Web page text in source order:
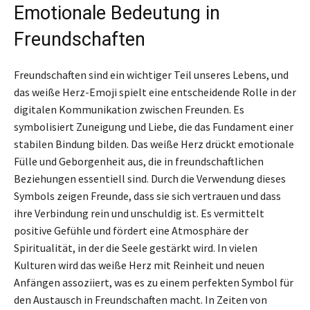
Emotionale Bedeutung in
Freundschaften
Freundschaften sind ein wichtiger Teil unseres Lebens, und
das weiße Herz-Emoji spielt eine entscheidende Rolle in der
digitalen Kommunikation zwischen Freunden. Es
symbolisiert Zuneigung und Liebe, die das Fundament einer
stabilen Bindung bilden. Das weiße Herz drückt emotionale
Fülle und Geborgenheit aus, die in freundschaftlichen
Beziehungen essentiell sind. Durch die Verwendung dieses
Symbols zeigen Freunde, dass sie sich vertrauen und dass
ihre Verbindung rein und unschuldig ist. Es vermittelt
positive Gefühle und fördert eine Atmosphäre der
Spiritualität, in der die Seele gestärkt wird. In vielen
Kulturen wird das weiße Herz mit Reinheit und neuen
Anfängen assoziiert, was es zu einem perfekten Symbol für
den Austausch in Freundschaften macht. In Zeiten von